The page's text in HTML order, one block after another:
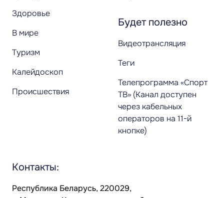
Здоровье
В мире
Туризм
Калейдоскоп
Происшествия
Будет полезно
Видеотрансляция
Теги
Телепрограмма «Спорт
ТВ» (Канал доступен
через кабельных
операторов на 11-й
кнопке)
Контакты:
Республика Беларусь, 220029,